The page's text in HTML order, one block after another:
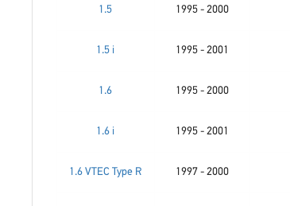
1.5 1995 - 2000
1.5 i 1995 - 2001
1.6 1995 - 2000
1.6 i 1995 - 2001
1.6 VTEC Type R 1997 - 2000